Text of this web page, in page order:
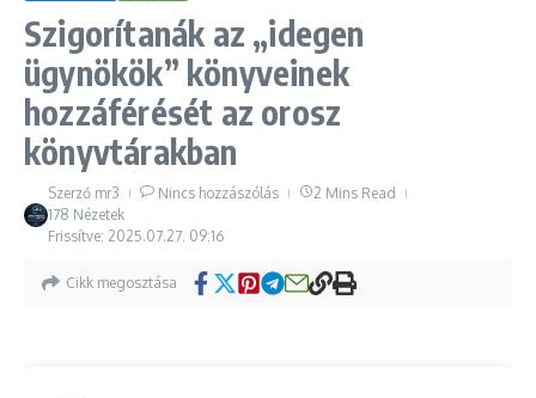
Szigorítanák az „idegen
ügynökök” könyveinek
hozzáférését az orosz
könyvtárakban
Szerző mr3 Nincs hozzászólás
2 Mins Read
178 Nézetek
Frissítve: 2025.07.27. 09:16
Cikk megosztása